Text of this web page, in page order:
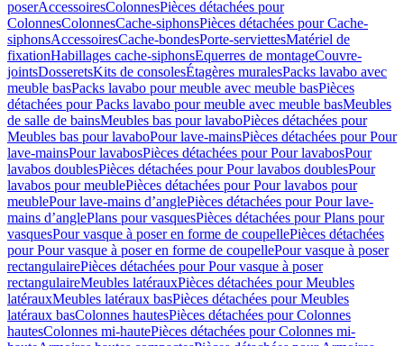
poserAccessoiresColonnesPièces détachées pour
ColonnesColonnesCache-siphonsPièces détachées pour Cache-
siphonsAccessoiresCache-bondesPorte-serviettesMatériel de
fixationHabillages cache-siphonsEquerres de montageCouvre-
jointsDosseretsKits de consolesÉtagères muralesPacks lavabo avec
meuble basPacks lavabo pour meuble avec meuble basPièces
détachées pour Packs lavabo pour meuble avec meuble basMeubles
de salle de bainsMeubles bas pour lavaboPièces détachées pour
Meubles bas pour lavaboPour lave-mainsPièces détachées pour Pour
lave-mainsPour lavabosPièces détachées pour Pour lavabosPour
lavabos doublesPièces détachées pour Pour lavabos doublesPour
lavabos pour meublePièces détachées pour Pour lavabos pour
meublePour lave-mains d’anglePièces détachées pour Pour lave-
mains d’anglePlans pour vasquesPièces détachées pour Plans pour
vasquesPour vasque à poser en forme de coupellePièces détachées
pour Pour vasque à poser en forme de coupellePour vasque à poser
rectangulairePièces détachées pour Pour vasque à poser
rectangulaireMeubles latérauxPièces détachées pour Meubles
latérauxMeubles latéraux basPièces détachées pour Meubles
latéraux basColonnes hautesPièces détachées pour Colonnes
hautesColonnes mi-hautePièces détachées pour Colonnes mi-